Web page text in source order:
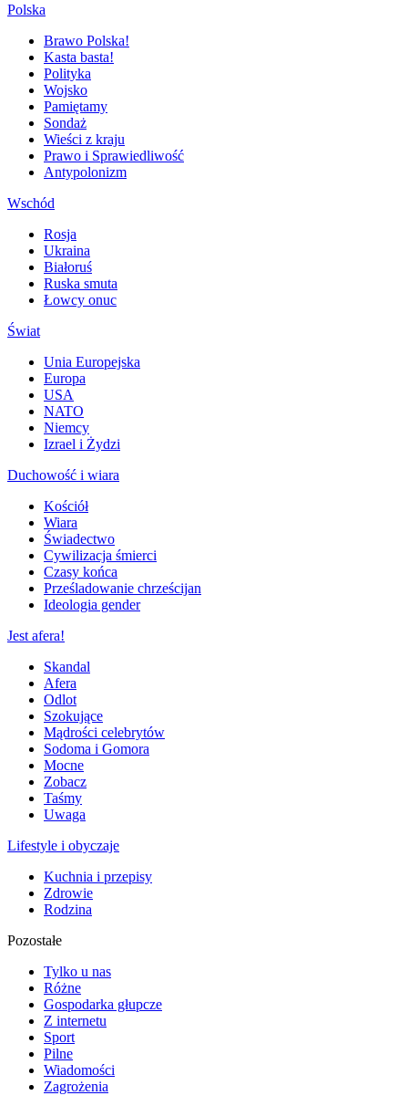
Polska
Brawo Polska!
Kasta basta!
Polityka
Wojsko
Pamiętamy
Sondaż
Wieści z kraju
Prawo i Sprawiedliwość
Antypolonizm
Wschód
Rosja
Ukraina
Białoruś
Ruska smuta
Łowcy onuc
Świat
Unia Europejska
Europa
USA
NATO
Niemcy
Izrael i Żydzi
Duchowość i wiara
Kościół
Wiara
Świadectwo
Cywilizacja śmierci
Czasy końca
Prześladowanie chrześcijan
Ideologia gender
Jest afera!
Skandal
Afera
Odlot
Szokujące
Mądrości celebrytów
Sodoma i Gomora
Mocne
Zobacz
Taśmy
Uwaga
Lifestyle i obyczaje
Kuchnia i przepisy
Zdrowie
Rodzina
Pozostałe
Tylko u nas
Różne
Gospodarka głupcze
Z internetu
Sport
Pilne
Wiadomości
Zagrożenia